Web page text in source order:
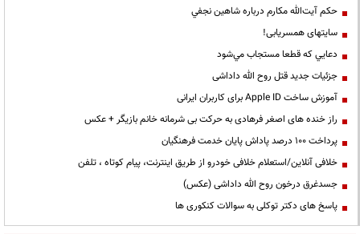
حكم آيت‌الله مكارم درباره شاهين نجفي
سایتهای همسریابی!
دعايي كه قطعا مستجاب مي‌شود
جزئیات جدید قتل روح الله داداشی
آموزش ساخت Apple ID برای کاربران ایرانی
راز خنده های اصغر فرهادی به حرکت بی شرمانه خانم بازیگر + عکس
پرداخت ۱۰۰ درصد پاداش پایان خدمت فرهنگیان
خلافی آنلاین/استعلام خلافی خودرو از طریق اینترنت، پیام کوتاه ، تلفن
جسدغرق درخون روح الله داداشی (عکس)
پاسخ های دکتر توکلی به سوالات کنکوری ها